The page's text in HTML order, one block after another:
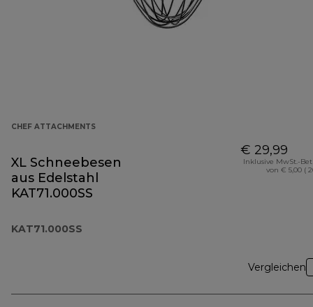
CHEF ATTACHMENTS
XL Schneebesen
aus Edelstahl
KAT71.000SS
KAT71.000SS
€ 29,99
Inklusive MwSt.-
von € 5,00 (
Vergleichen